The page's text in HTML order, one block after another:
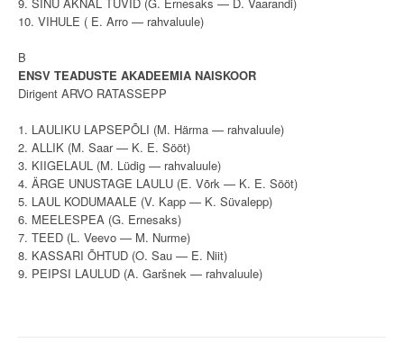
9. SINU AKNAL TUVID (G. Ernesaks — D. Vaarandi)
10. VIHULE ( E. Arro — rahvaluule)
B
ENSV TEADUSTE AKADEEMIA NAISKOOR
Dirigent ARVO RATASSEPP
1. LAULIKU LAPSEPÕLI (M. Härma — rahvaluule)
2. ALLIK (M. Saar — K. E. Sööt)
3. KIIGELAUL (M. Lüdig — rahvaluule)
4. ÄRGE UNUSTAGE LAULU (E. Võrk — K. E. Sööt)
5. LAUL KODUMAALE (V. Kapp — K. Süvalepp)
6. MEELESPEA (G. Ernesaks)
7. TEED (L. Veevo — M. Nurme)
8. KASSARI ÕHTUD (O. Sau — E. Niit)
9. PEIPSI LAULUD (A. Garšnek — rahvaluule)